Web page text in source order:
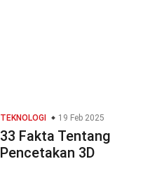
TEKNOLOGI 19 Feb 2025
33 Fakta Tentang
Pencetakan 3D